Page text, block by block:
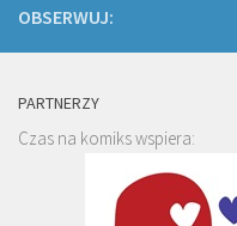
OBSERWUJ:
PARTNERZY
Czas na komiks wspiera: